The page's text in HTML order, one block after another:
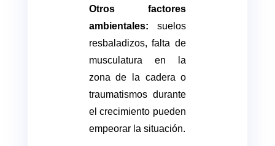
Otros factores
ambientales: suelos
resbaladizos, falta de
musculatura en la
zona de la cadera o
traumatismos durante
el crecimiento pueden
empeorar la situación.